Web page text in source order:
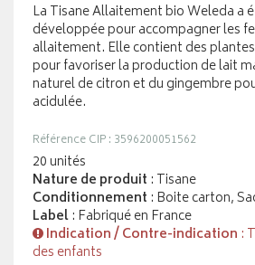
La Tisane Allaitement bio Weleda a
développée pour accompagner les
allaitement. Elle contient des
pour favoriser la production de lait
naturel de citron et du gingembre
acidulée.
Référence CIP : 3596200051562
20 unités
Nature de produit : Tisane
Conditionnement : Boite carton,
Label: Fabriqué en France
Indication / Contre-indication :
des enfants